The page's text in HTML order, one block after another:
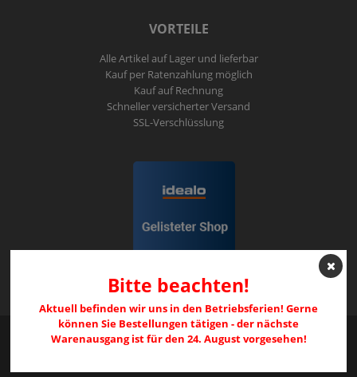
VORTEILE
Alle Artikel auf Lager und lieferbar
Kauf per Ratenzahlung möglich
Kauf auf Rechnung
Schneller versicherter Versand
SSL-Verschlüsslung
Bitte beachten!
Aktuell befinden wir uns in den Betriebsferien! Gerne
können Sie Bestellungen tätigen - der nächste
Warenausgang ist für den 24. August vorgesehen!